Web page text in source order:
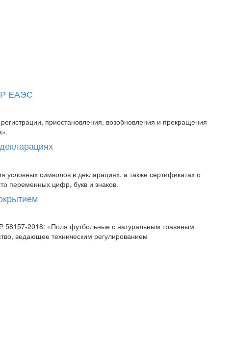
ЕАЭС
приостановления, возобновления и прекращения
символов в декларациях, а также сертификатах о
переменных цифр, букв и знаков.
58157-2018: «Поля футбольные с натуральным травяным
ведающее техническим регулированием